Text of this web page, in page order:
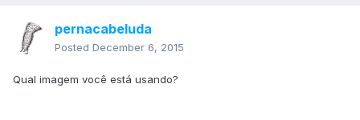
pernacabeluda
Posted December 6, 2015
Qual imagem você está usando?